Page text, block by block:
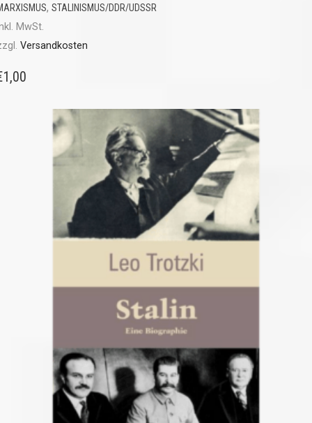
, STALINISMUS/DDR/UDSSR
MwSt.
Versandkosten
1,00